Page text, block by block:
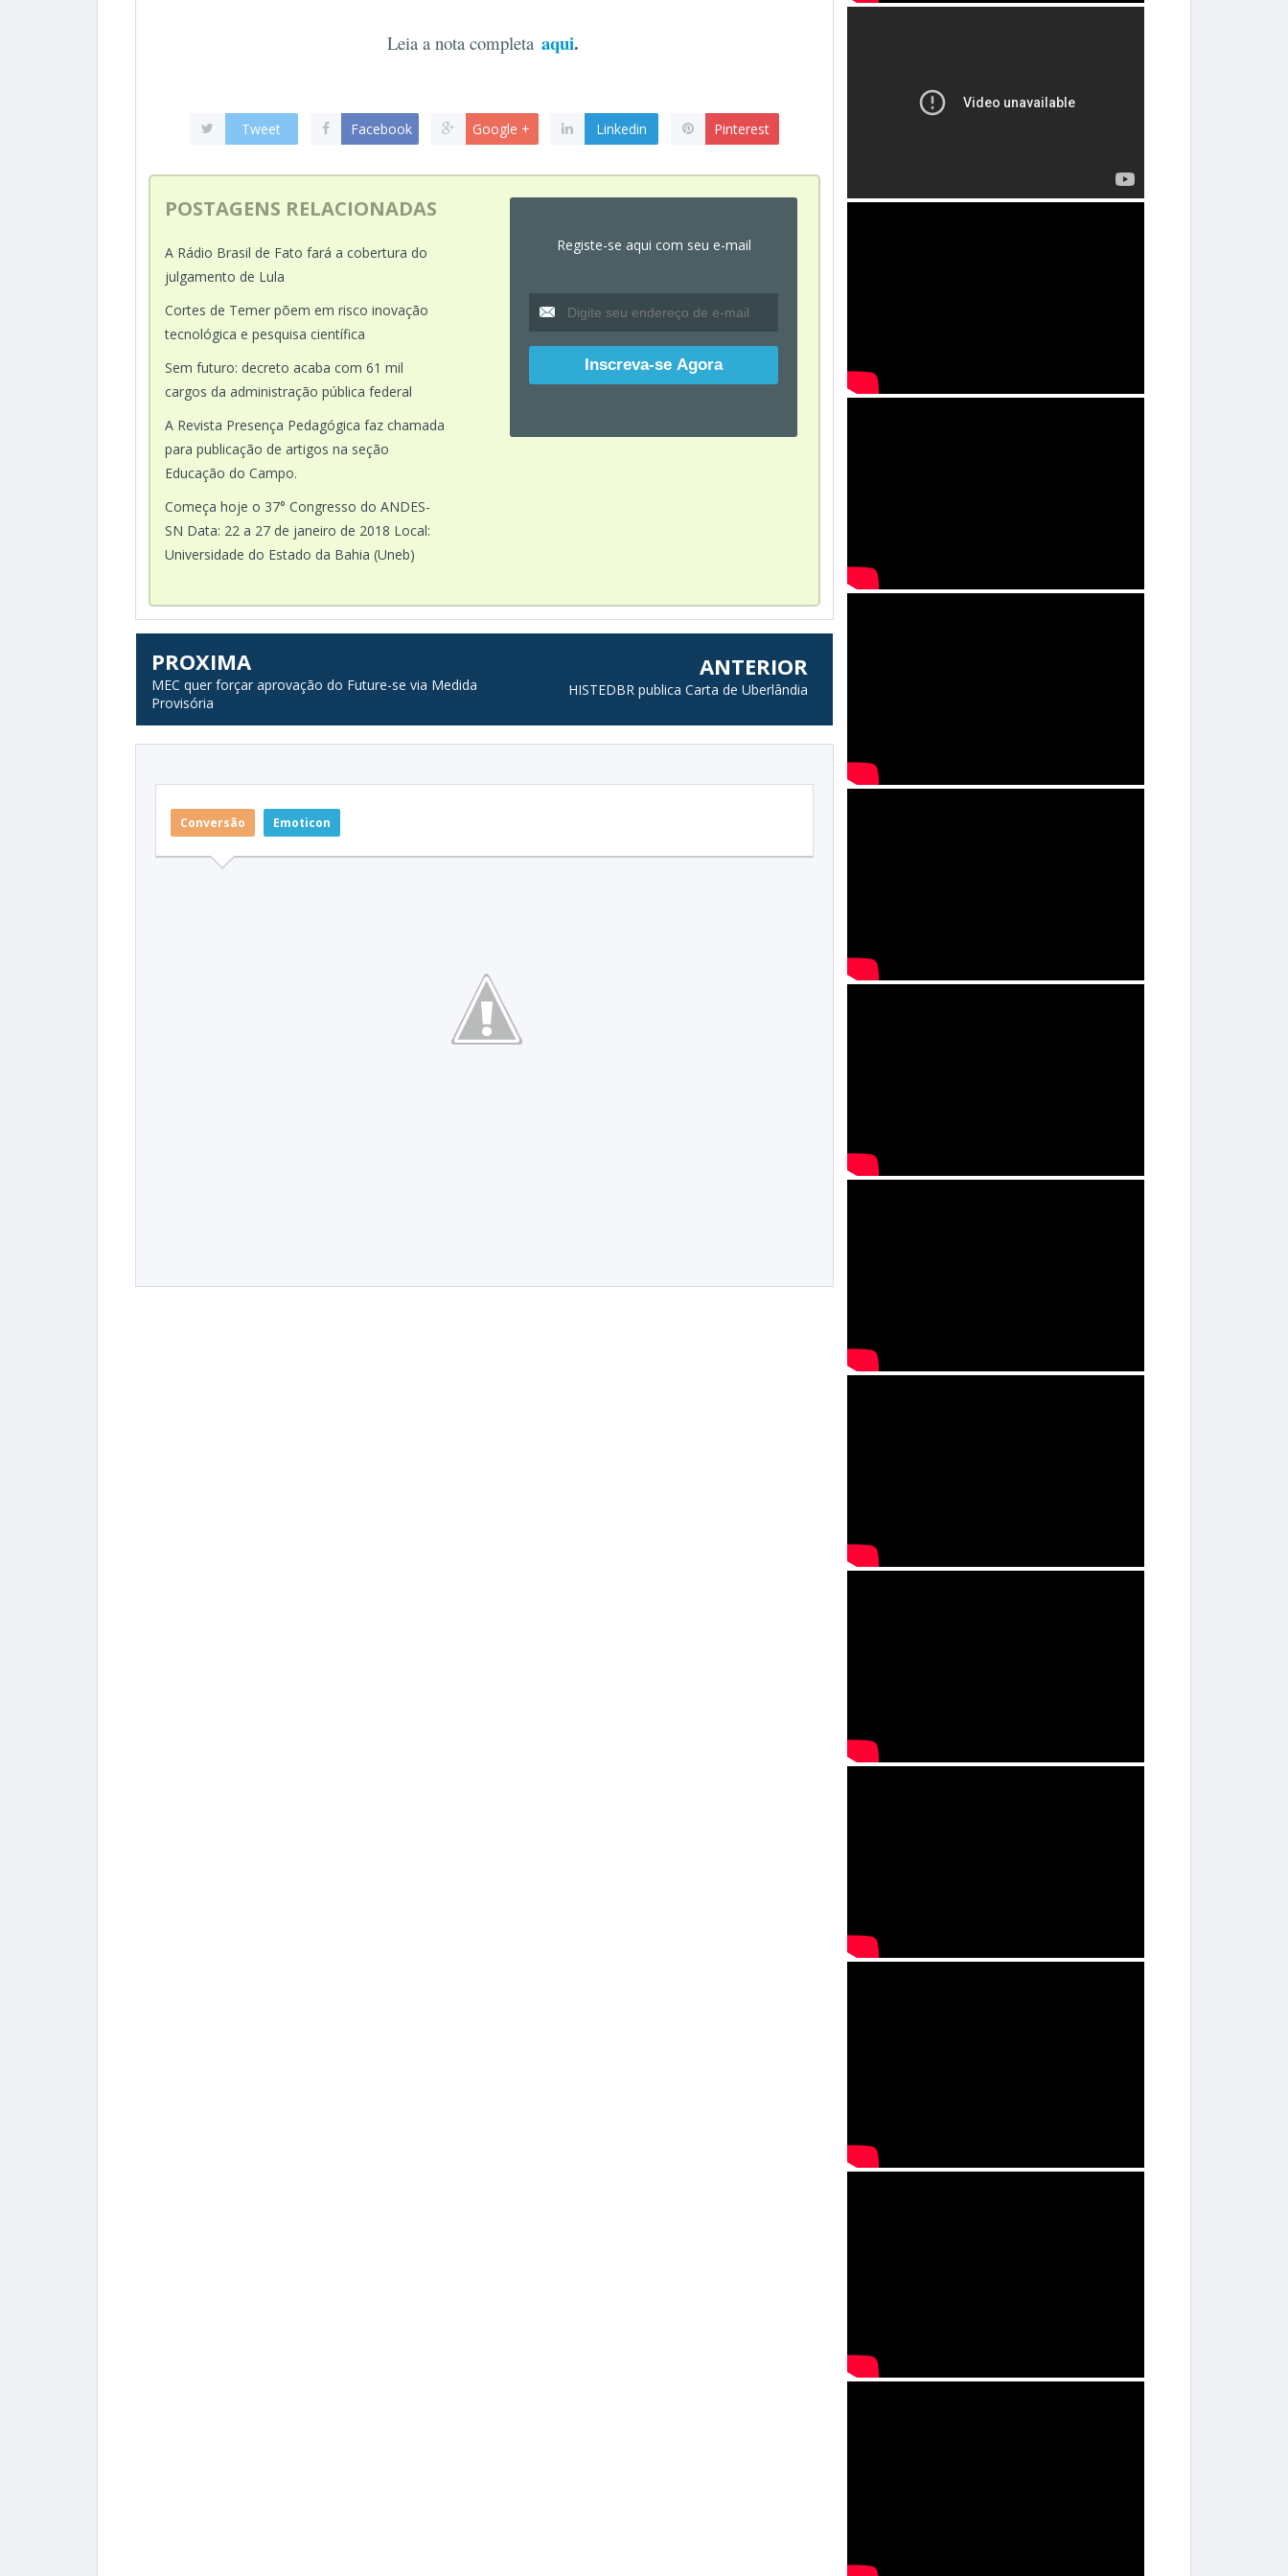
Leia a nota completa aqui.
Tweet Facebook Google + Linkedin Pinterest
POSTAGENS RELACIONADAS
A Rádio Brasil de Fato fará a cobertura do
julgamento de Lula
Cortes de Temer põem em risco inovação
tecnológica e pesquisa científica
Sem futuro: decreto acaba com 61 mil
cargos da administração pública federal
A Revista Presença Pedagógica faz chamada
para publicação de artigos na seção
Educação do Campo.
Começa hoje o 37° Congresso do ANDES-
SN Data: 22 a 27 de janeiro de 2018 Local:
Universidade do Estado da Bahia (Uneb)
Registe-se aqui com seu e-mail
PROXIMA
MEC quer forçar aprovação do Future-se via Medida
Provisória
ANTERIOR
HISTEDBR publica Carta de Uberlândia
Conversão Emoticon